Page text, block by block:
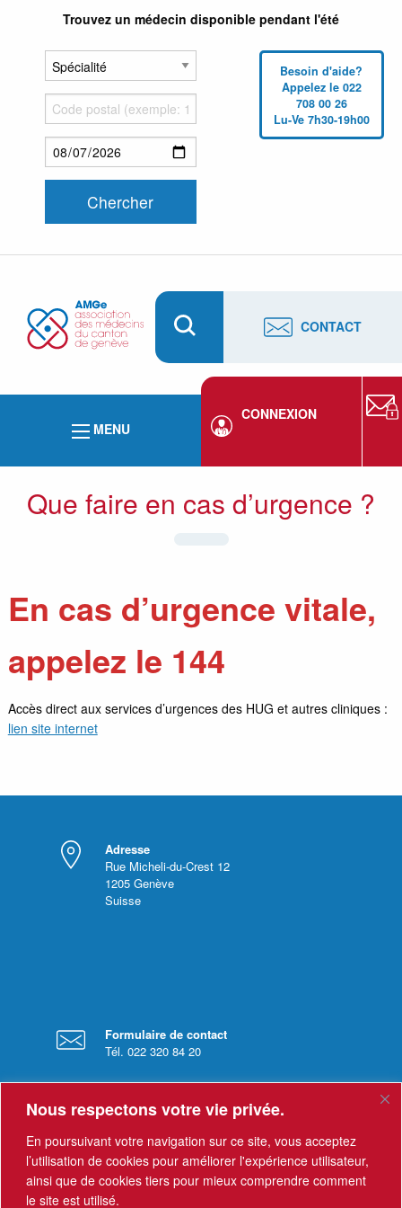
Nous respectons votre vie privée.
En poursuivant votre navigation sur ce site, vous acceptez
l’utilisation de cookies pour améliorer l'expérience utilisateur,
ainsi que de cookies tiers pour mieux comprendre comment
le site est utilisé.
Trouvez un médecin disponible pendant l'été
Besoin d'aide?
Appelez le 022
708 00 26
Lu-Ve 7h30-19h00
CONTACT
MENU
CONNEXION
Que faire en cas d’urgence ?
En cas d’urgence vitale,
appelez le 144
Accès direct aux services d’urgences des HUG et autres cliniques :
lien site internet
Adresse
Rue Micheli-du-Crest 12
1205 Genève
Suisse
Formulaire de contact
Tél. 022 320 84 20
Horaires
Le secrétariat est ouvert du lundi au vendredi